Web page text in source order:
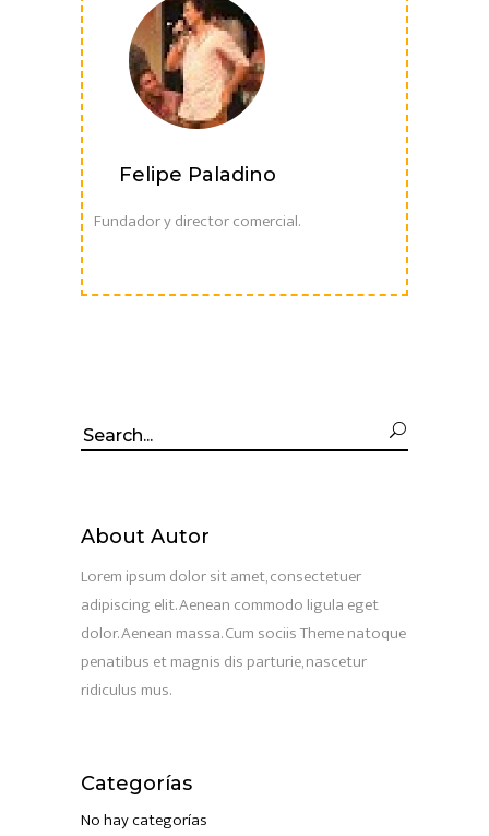
Felipe Paladino
Fundador y director comercial.
Search
About Autor
Lorem ipsum dolor sit amet, consectetuer
adipiscing elit. Aenean commodo ligula eget
dolor. Aenean massa. Cum sociis Theme natoque
penatibus et magnis dis parturie, nascetur
ridiculus mus.
Categorías
No hay categorías